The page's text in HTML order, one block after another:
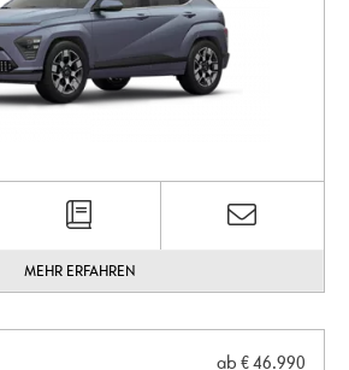
MEHR ERFAHREN
ab € 46.990